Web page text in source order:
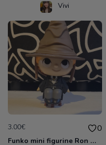
Vivi
3.00€ 0
Funko mini figurine Ron weasley